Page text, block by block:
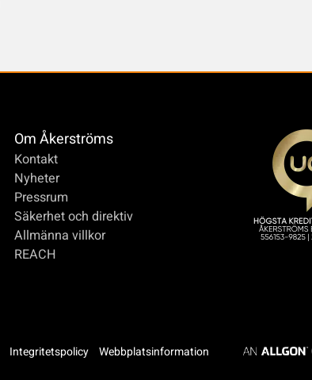
Om Åkerströms
Kontakt
Nyheter
Pressrum
Säkerhet och direktiv
Allmänna villkor
REACH
Integritetspolicy Webbplatsinformation